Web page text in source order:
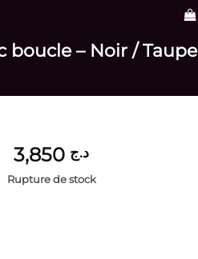
boucle – Noir / Taupe
د.ج
Rupture de stock